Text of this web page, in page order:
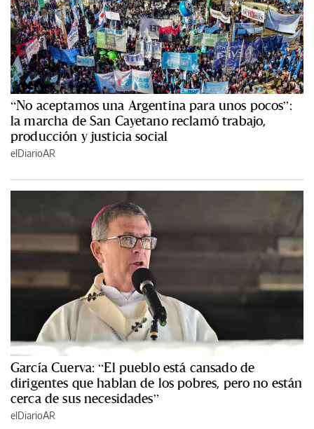
“No aceptamos una Argentina para unos pocos”:
la marcha de San Cayetano reclamó trabajo,
producción y justicia social
elDiarioAR
García Cuerva: “El pueblo está cansado de
dirigentes que hablan de los pobres, pero no están
cerca de sus necesidades”
elDiarioAR